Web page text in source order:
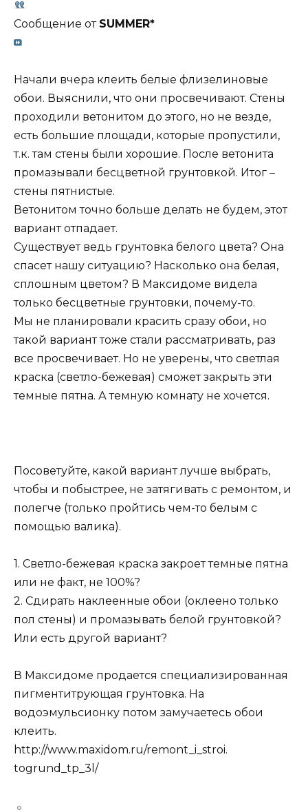
Сообщение от SUMMER*
Начали вчера клеить белые флизелиновые
обои. Выяснили, что они просвечивают. Стены
проходили ветонитом до этого, но не везде,
есть большие площади, которые пропустили,
т.к. там стены были хорошие. После ветонита
промазывали бесцветной грунтовкой. Итог –
стены пятнистые.
Ветонитом точно больше делать не будем, этот
вариант отпадает.
Существует ведь грунтовка белого цвета? Она
спасет нашу ситуацию? Насколько она белая,
сплошным цветом? В Максидоме видела
только бесцветные грунтовки, почему-то.
Мы не планировали красить сразу обои, но
такой вариант тоже стали рассматривать, раз
все просвечивает. Но не уверены, что светлая
краска (светло-бежевая) сможет закрыть эти
темные пятна. А темную комнату не хочется.
Посоветуйте, какой вариант лучше выбрать,
чтобы и побыстрее, не затягивать с ремонтом, и
полегче (только пройтись чем-то белым с
помощью валика).
1. Светло-бежевая краска закроет темные пятна
или не факт, не 100%?
2. Сдирать наклеенные обои (оклеено только
пол стены) и промазывать белой грунтовкой?
Или есть другой вариант?
В Максидоме продается специализированная
пигментитрующая грунтовка. На
водоэмульсионку потом замучаетесь обои
клеить.
http://www.maxidom.ru/remont_i_stroi.
togrund_tp_3l/